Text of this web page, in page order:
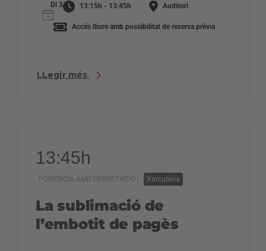
Dl 3 13:15h - 13:45h Auditori
Accés lliure amb possibilitat de reserva prèvia
LLegir més
13:45h
PONÈNCIA AMB DEGUSTACIÓ | Xarcuteria
La sublimació de
l’embotit de pagès